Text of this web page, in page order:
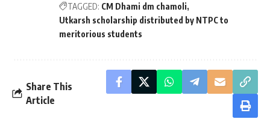
TAGGED: CM Dhami dm chamoli
Utkarsh scholarship distributed by NTPC to
meritorious students
Share This
Article